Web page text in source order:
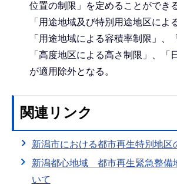
位置の制限」を定めることができ
「用途地域及び特別用途地区によ
「用途地域による容積率制限」、
「高度地区による高さ制限」、「
が適用除外となる。
関連リンク
新潟市における都市再生特別地区
新潟都心地域 都市再生緊急整備
いて